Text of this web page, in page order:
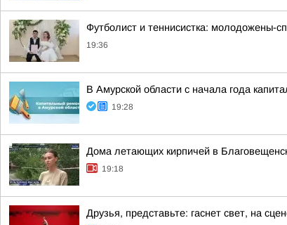
Футболист и теннисистка: молодожены-
19:36
В Амурской области с начала года
19:28
Дома летающих кирпичей в
19:18
Друзья, представьте: гаснет свет, на